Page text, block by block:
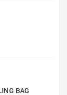
BAG